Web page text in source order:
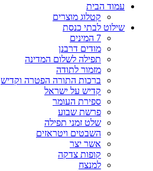
עמוד הבית
קטלוג מוצרים
שילוט לבתי כנסת
7 המינים
מודים דרבנן
תפילה לשלום המדינה
מזמור לתודה
ברכות התורה הפטרה וקדיש
קדיש על ישראל
ספירת העומר
פרשת שבוע
שלט זמני תפילה
השבטים ויטראזים
אשר יצר
קופות צדקה
למנצח